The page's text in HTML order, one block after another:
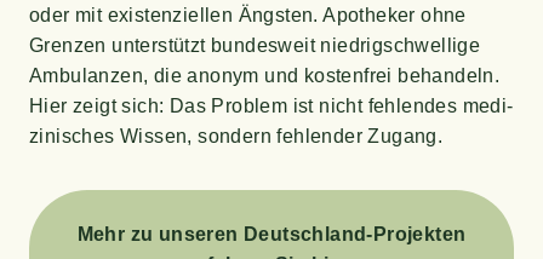
oder mit exis­ten­zi­el­len Ängs­ten. Apo­the­ker ohne
Gren­zen unter­stützt bun­des­weit nied­rig­schwel­li­ge
Ambu­lan­zen, die anonym und kos­ten­frei behan­deln.
Hier zeigt sich: Das Pro­blem ist nicht feh­len­des medi­
zi­ni­sches Wis­sen, son­dern feh­len­der Zugang.
Mehr zu unse­ren Deutsch­land-Pro­jek­ten